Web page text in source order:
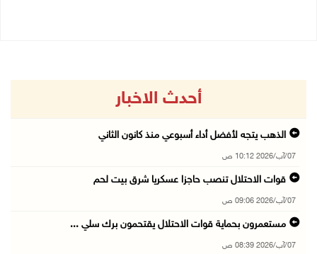
أحدث الاخبار
الذهب يتجه لأفضل أداء أسبوعي منذ كانون الثاني
07/آب/2026 10:12 ص
قوات الاحتلال تنصب حاجزا عسكريا شرق بيت لحم
07/آب/2026 09:06 ص
مستعمرون بحماية قوات الاحتلال يقتحمون برك سلي ...
07/آب/2026 08:39 ص